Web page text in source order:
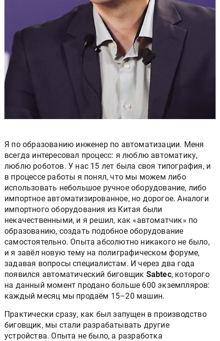
Я по образованию инженер по автоматизации. Меня
всегда интересовал процесс: я люблю автоматику,
люблю роботов. У нас 15 лет была своя типография, и
в процессе работы я понял, что мы можем либо
использовать небольшое ручное оборудование, либо
импортное автоматизированное, но дорогое. Аналоги
импортного оборудования из Китая были
некачественными, и я решил, как «автоматчик» по
образованию, создать подобное оборудование
самостоятельно. Опыта абсолютно никакого не было,
и я завёл новую тему на полиграфическом форуме,
задавая вопросы специалистам. И через два года
появился автоматический биговщик Sabtec, которого
на данный момент продано больше 600 экземпляров:
каждый месяц мы продаём 15–20 машин.
Практически сразу, как был запущен в производство
биговщик, мы стали разрабатывать другие
устройства. Опыта не было, а разработка